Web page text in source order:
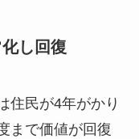
し回復
住民が4年がかり
まで価値が回復